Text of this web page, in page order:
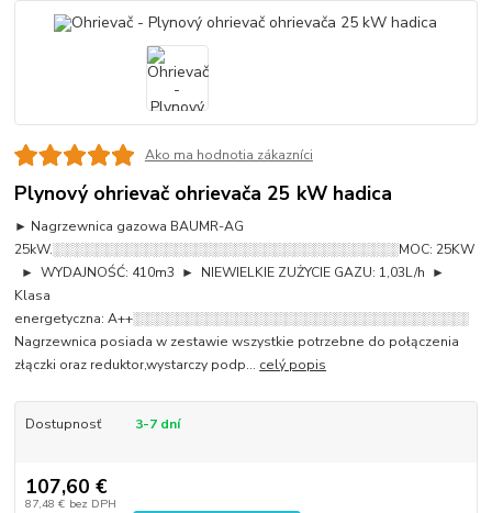
Ako ma hodnotia zákazníci
Plynový ohrievač ohrievača 25 kW hadica
► Nagrzewnica gazowa BAUMR-AG
25kW.░░░░░░░░░░░░░░░░░░░░░░░░░░░░░░░░░░░MOC: 25KW
► WYDAJNOŚĆ: 410m3 ► NIEWIELKIE ZUŻYCIE GAZU: 1,03L/h ►
Klasa
energetyczna: A++░░░░░░░░░░░░░░░░░░░░░░░░░░░░░░░░░░
Nagrzewnica posiada w zestawie wszystkie potrzebne do połączenia
złączki oraz reduktor,wystarczy podp... celý popis
Dostupnosť 3-7 dní
107,60 €
87,48 € bez DPH